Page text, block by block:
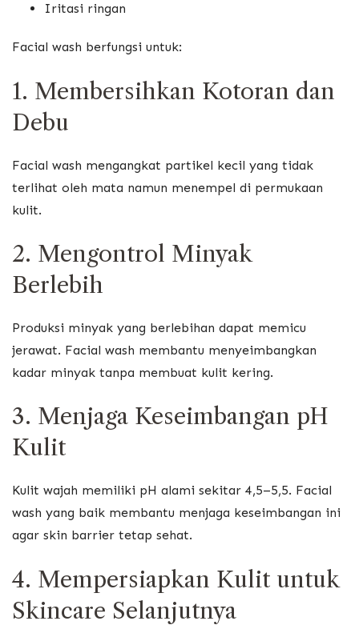
Iritasi ringan
Facial wash berfungsi untuk:
1. Membersihkan Kotoran dan
Debu
Facial wash mengangkat partikel kecil yang tidak
terlihat oleh mata namun menempel di permukaan
kulit.
2. Mengontrol Minyak
Berlebih
Produksi minyak yang berlebihan dapat memicu
jerawat. Facial wash membantu menyeimbangkan
kadar minyak tanpa membuat kulit kering.
3. Menjaga Keseimbangan pH
Kulit
Kulit wajah memiliki pH alami sekitar 4,5–5,5. Facial
wash yang baik membantu menjaga keseimbangan ini
agar skin barrier tetap sehat.
4. Mempersiapkan Kulit untuk
Skincare Selanjutnya